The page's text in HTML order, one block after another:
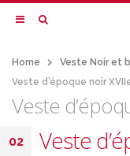
Home
Veste Noir et
Veste d’époque noir
Veste
02 Veste